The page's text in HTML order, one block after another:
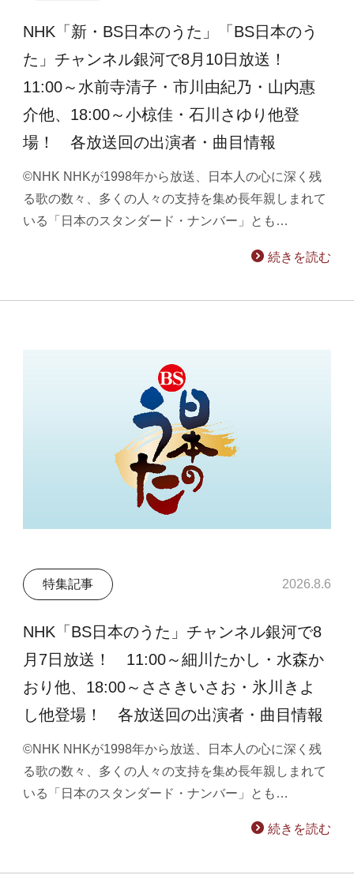
NHK「新・BS日本のうた」「BS日本のう
た」チャンネル銀河で8月10日放送！
11:00～水前寺清子・市川由紀乃・山内惠
介他、18:00～小椋佳・石川さゆり他登
場！ 各放送回の出演者・曲目情報
©NHK NHKが1998年から放送、日本人の心に深く残
る歌の数々、多くの人々の支持を集め長年親しまれて
いる「日本のスタンダード・ナンバー」とも…
続きを読む
特集記事 2026.8.6
NHK「BS日本のうた」チャンネル銀河で8
月7日放送！ 11:00～細川たかし・水森か
おり他、18:00～ささきいさお・氷川きよ
し他登場！ 各放送回の出演者・曲目情報
©NHK NHKが1998年から放送、日本人の心に深く残
る歌の数々、多くの人々の支持を集め長年親しまれて
いる「日本のスタンダード・ナンバー」とも…
続きを読む